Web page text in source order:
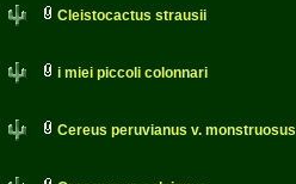
Cleistocactus strausii
i miei piccoli colonnari
Cereus peruvianus v. monstruosus